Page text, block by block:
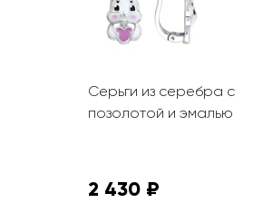
Серьги из серебра с
позолотой и эмалью
2 430 ₽